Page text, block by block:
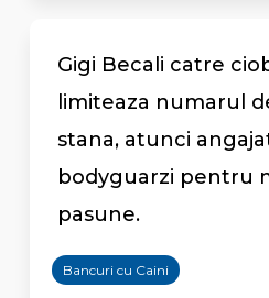
Gigi Becali catre
limiteaza numarul
stana, atunci
bodyguarzi pentru
pasune.
Bancuri cu Caini